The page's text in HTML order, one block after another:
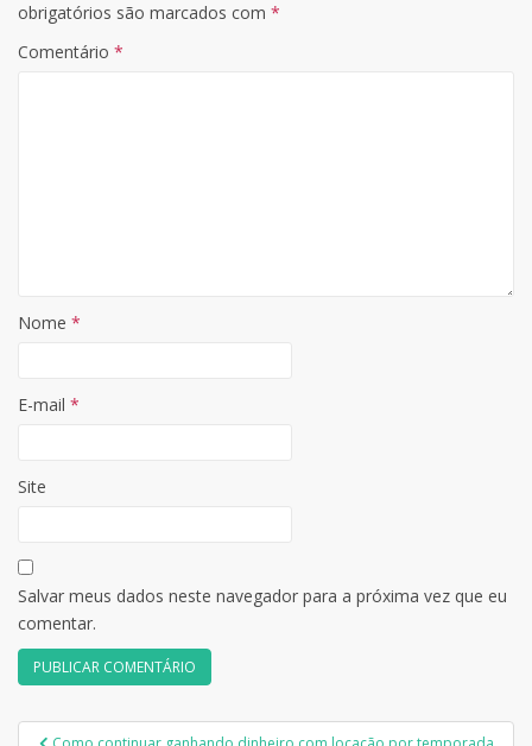
obrigatórios são marcados com *
Comentário *
Nome *
E-mail *
Site
Salvar meus dados neste navegador para a próxima vez que eu
comentar.
Navegação